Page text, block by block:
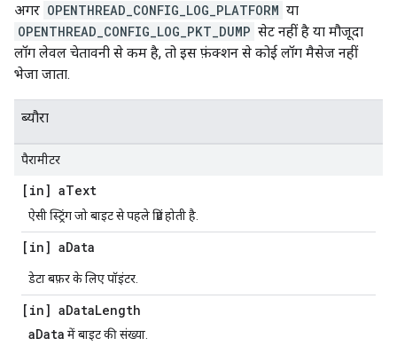
अगर OPENTHREAD_CONFIG_LOG_PLATFORM या
OPENTHREAD_CONFIG_LOG_PKT_DUMP सेट नहीं है या मौजूदा
लॉग लेवल चेतावनी से कम है, तो इस फ़ंक्शन से कोई लॉग मैसेज नहीं
भेजा जाता.
ब्यौरा
पैरामीटर
[in] aText
ऐसी स्ट्रिंग जो बाइट से पहले प्रिंट होती है.
[in] aData
डेटा बफ़र के लिए पॉइंटर.
[in] aDataLength
aData में बाइट की संख्या.